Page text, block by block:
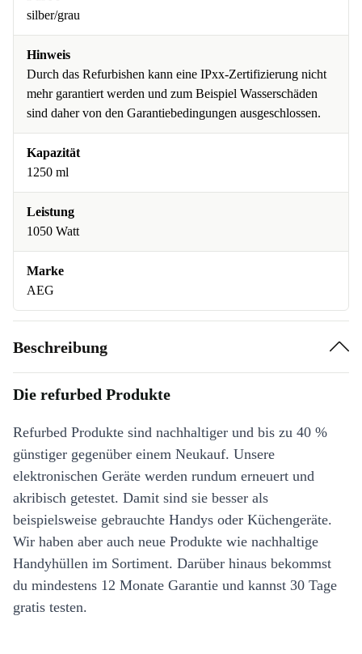
silber/grau
Hinweis
Durch das Refurbishen kann eine IPxx-Zertifizierung nicht
mehr garantiert werden und zum Beispiel Wasserschäden
sind daher von den Garantiebedingungen ausgeschlossen.
Kapazität
1250 ml
Leistung
1050 Watt
Marke
AEG
Beschreibung
Die refurbed Produkte
Refurbed Produkte sind nachhaltiger und bis zu 40 %
günstiger gegenüber einem Neukauf. Unsere
elektronischen Geräte werden rundum erneuert und
akribisch getestet. Damit sind sie besser als
beispielsweise gebrauchte Handys oder Küchengeräte.
Wir haben aber auch neue Produkte wie nachhaltige
Handyhüllen im Sortiment. Darüber hinaus bekommst
du mindestens 12 Monate Garantie und kannst 30 Tage
gratis testen.